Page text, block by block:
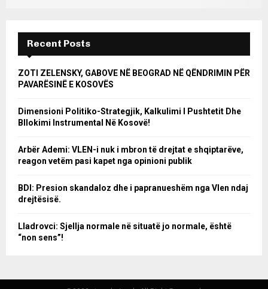
Recent Posts
ZOTI ZELENSKY, GABOVE NË BEOGRAD NË QËNDRIMIN PËR
PAVARËSINË E KOSOVËS
Dimensioni Politiko-Strategjik, Kalkulimi I Pushtetit Dhe
Bllokimi Instrumental Në Kosovë!
Arbër Ademi: VLEN-i nuk i mbron të drejtat e shqiptarëve,
reagon vetëm pasi kapet nga opinioni publik
BDI: Presion skandaloz dhe i papranueshëm nga Vlen ndaj
drejtësisë.
Lladrovci: Sjellja normale në situatë jo normale, është
“non sens”!